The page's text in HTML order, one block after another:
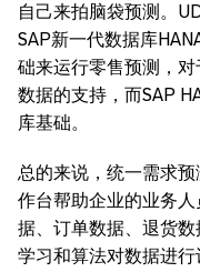
自己来拍脑袋预测。
SAP新一代数据库
础来运行零售预测，
数据的支持，而SAP
库基础。
总的来说，统一需求
作台帮助企业的业务
据、订单数据、退货
学习和算法对数据进